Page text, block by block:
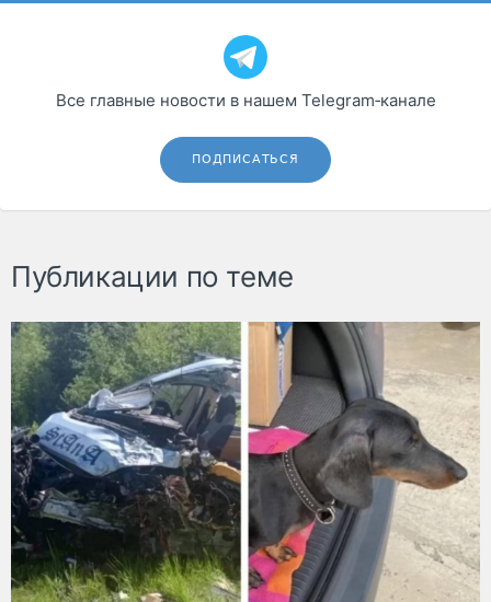
Все главные новости в нашем Telegram‑канале
ПОДПИСАТЬСЯ
Публикации по теме